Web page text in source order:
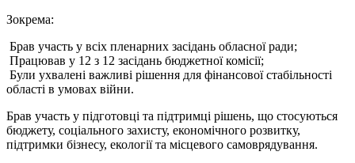
Зокрема:
️ Брав участь у всіх пленарних засідань обласної ради;
️ Працював у 12 з 12 засідань бюджетної комісії;
️ Були ухвалені важливі рішення для фінансової стабільності
області в умовах війни.
Брав участь у підготовці та підтримці рішень, що стосуються
бюджету, соціального захисту, економічного розвитку,
підтримки бізнесу, екології та місцевого самоврядування.